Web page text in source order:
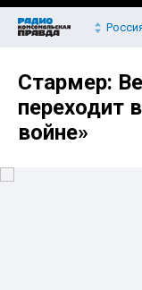
Стармер:
переходит
войне»